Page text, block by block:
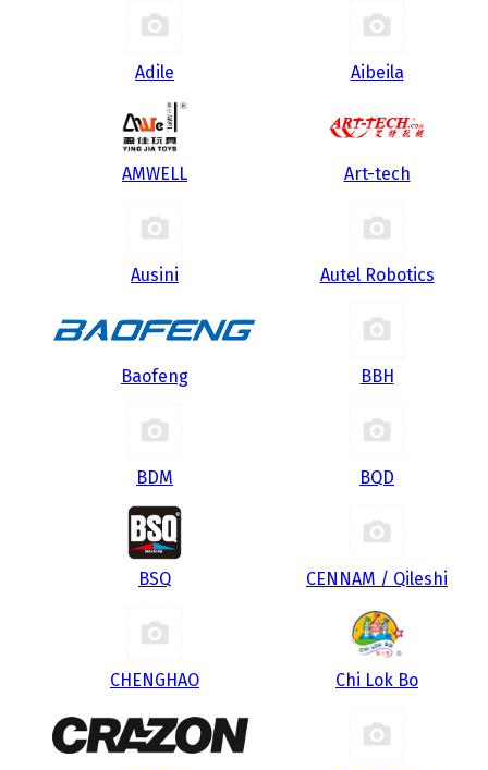
Adile Aibeila
AMWELL Art-tech
Ausini Autel Robotics
Baofeng BBH
BDM BQD
BSQ CENNAM / Qileshi
CHENGHAO Chi Lok Bo